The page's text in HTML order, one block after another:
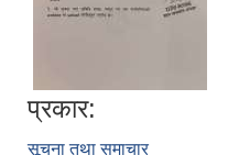
प्रकार:
सूचना तथा समाचार